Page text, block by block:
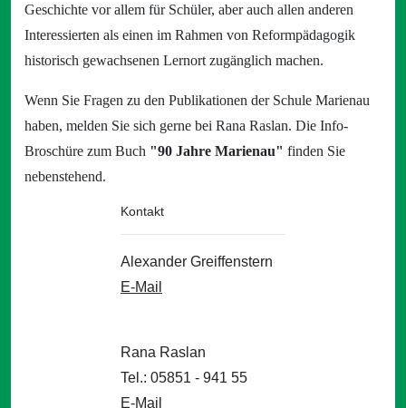
Geschichte vor allem für Schüler, aber auch allen anderen
Interessierten als einen im Rahmen von Reformpädagogik
historisch gewachsenen Lernort zugänglich machen.
Wenn Sie Fragen zu den Publikationen der Schule Marienau
haben, melden Sie sich gerne bei Rana Raslan. Die Info-
Broschüre zum Buch "90 Jahre Marienau" finden Sie
nebenstehend.
Kontakt
Alexander Greiffenstern
E-Mail
Rana Raslan
Tel.: 05851 - 941 55
E-Mail